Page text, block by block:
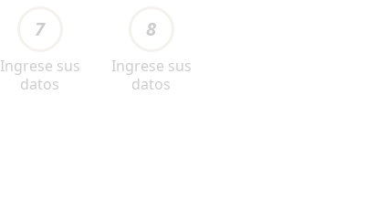
7
Ingrese sus
datos
8
Ingrese sus
datos